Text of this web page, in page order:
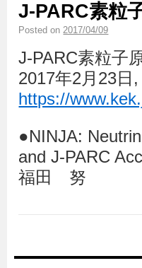
J-PARC素粒
Posted on 2017/04/09
J-PARC素粒子
2017年2月23日
https://
●NINJA:
and J-PARC
福田 努